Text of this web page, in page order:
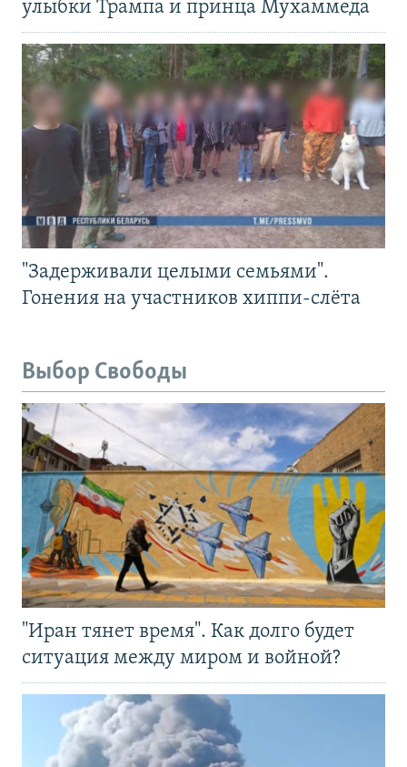
улыбки Трампа и принца Мухаммеда
"Задерживали целыми семьями".
Гонения на участников хиппи-слёта
Выбор Свободы
"Иран тянет время". Как долго будет
ситуация между миром и войной?